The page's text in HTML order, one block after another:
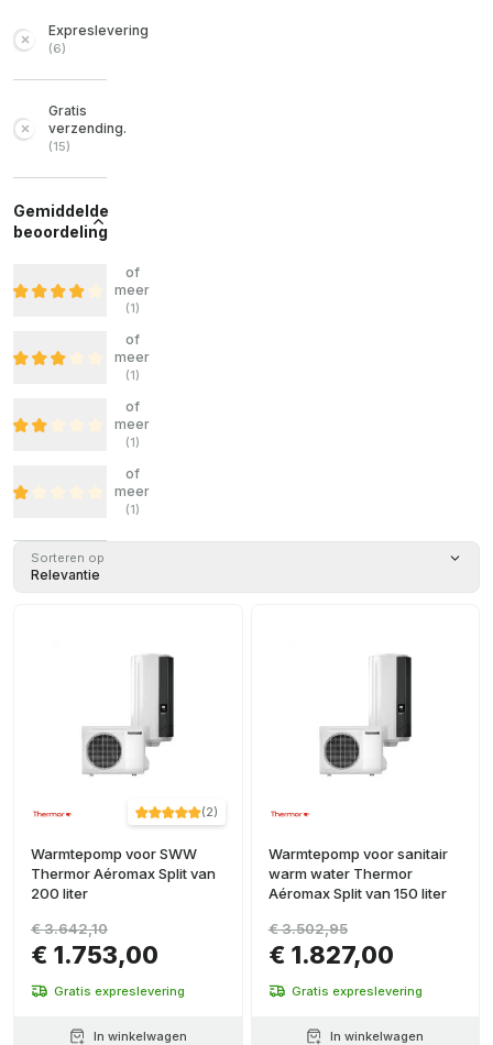
Expreslevering
(6)
Gratis
verzending.
(15)
Gemiddelde
beoordeling
of
meer
(1)
of
meer
(1)
of
meer
(1)
of
meer
(1)
Sorteren op
Relevantie
(2)
Warmtepomp voor SWW
Thermor Aéromax Split van
200 liter
€ 1.753,00
€ 3.642,10
Gratis expreslevering
In winkelwagen
Warmtepomp voor sanitair
warm water Thermor
Aéromax Split van 150 liter
€ 1.827,00
€ 3.502,95
Gratis expreslevering
In winkelwagen